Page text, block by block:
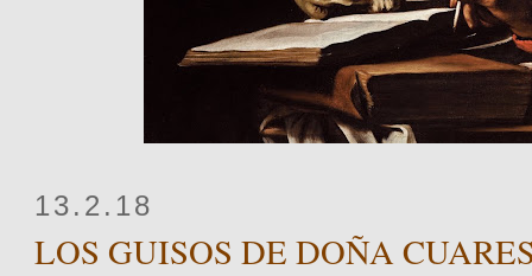
13.2.18
LOS GUISOS DE DOÑA